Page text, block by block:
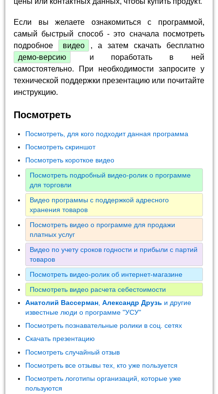
Если вы желаете ознакомиться с программой,
самый быстрый способ - это сначала посмотреть
подробное
видео
, а затем скачать бесплатно
демо-версию
и поработать в ней
самостоятельно. При необходимости запросите у
технической поддержки презентацию или почитайте
инструкцию.
Посмотреть
Посмотреть, для кого подходит данная программа
Посмотреть скриншот
Посмотреть короткое видео
Посмотреть подробный видео-ролик о программе
для торговли
Видео программы с поддержкой адресного
хранения товаров
Посмотреть видео о программе для продажи
платных услуг
Видео по учету сроков годности и прибыли с партий
товаров
Посмотреть видео-ролик об интернет-магазине
Посмотреть видео расчета себестоимости
Анатолий Вассерман ,Александр Друзь и другие
известные люди о программе "УСУ"
Посмотреть познавательные ролики в соц. сетях
Скачать презентацию
Посмотреть случайный отзыв
Посмотреть все отзывы тех, кто уже пользуется
Посмотреть логотипы организаций, которые уже
пользуются